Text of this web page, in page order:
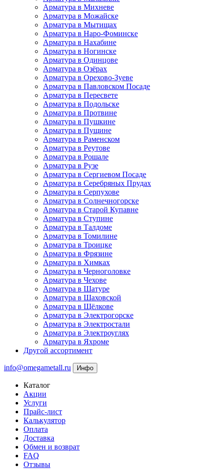
Арматура в Михневе
Арматура в Можайске
Арматура в Мытищах
Арматура в Наро-Фоминске
Арматура в Нахабине
Арматура в Ногинске
Арматура в Одинцове
Арматура в Озёрах
Арматура в Орехово-Зуеве
Арматура в Павловском Посаде
Арматура в Пересвете
Арматура в Подольске
Арматура в Протвине
Арматура в Пушкине
Арматура в Пущине
Арматура в Раменском
Арматура в Реутове
Арматура в Рошале
Арматура в Рузе
Арматура в Сергиевом Посаде
Арматура в Серебряных Прудах
Арматура в Серпухове
Арматура в Солнечногорске
Арматура в Старой Купавне
Арматура в Ступине
Арматура в Талдоме
Арматура в Томилине
Арматура в Троицке
Арматура в Фрязине
Арматура в Химках
Арматура в Черноголовке
Арматура в Чехове
Арматура в Шатуре
Арматура в Шаховской
Арматура в Щёлкове
Арматура в Электрогорске
Арматура в Электростали
Арматура в Электроуглях
Арматура в Яхроме
Другой ассортимент
info@omegametall.ru Инфо
Каталог
Акции
Услуги
Прайс-лист
Калькулятор
Оплата
Доставка
Обмен и возврат
FAQ
Отзывы